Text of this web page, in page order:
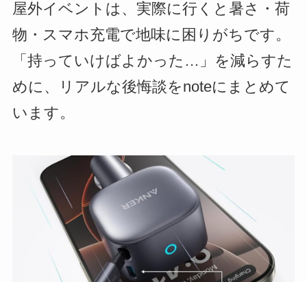
屋外イベントは、実際に行くと暑さ・荷
物・スマホ充電で地味に困りがちです。
「持っていけばよかった…」を減らすた
めに、リアルな後悔談をnoteにまとめて
います。